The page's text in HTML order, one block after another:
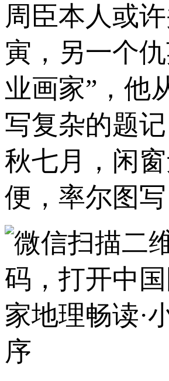
周臣本人或
寅，另一个
业画家”，他
写复杂的题
秋七月，闲
便，率尔图